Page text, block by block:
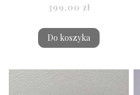
399,00 zł
Do koszyka